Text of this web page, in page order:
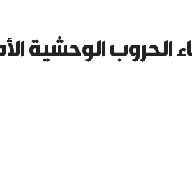
الحروب الوحشية